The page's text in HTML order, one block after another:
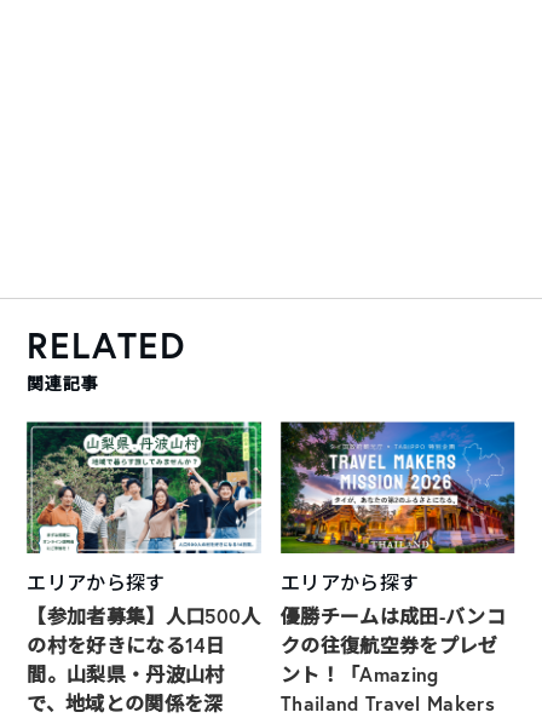
RELATED
関連記事
エリアから探す
【参加者募集】人口500人
の村を好きになる14日
間。山梨県・丹波山村
で、地域との関係を深
エリアから探す
優勝チームは成田-バンコ
クの往復航空券をプレゼ
ント！「Amazing
Thailand Travel Makers